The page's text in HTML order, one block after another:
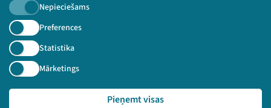
Nepieciešams
Preferences
Statistika
Mārketings
Pieņemt visas
Piesakies jaunumiem!
Nepalaid garām aktuālāko informāciju!